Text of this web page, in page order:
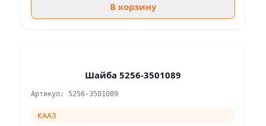
В корзину
Шайба 5256-3501089
Артикул: 5256-3501089
КААЗ